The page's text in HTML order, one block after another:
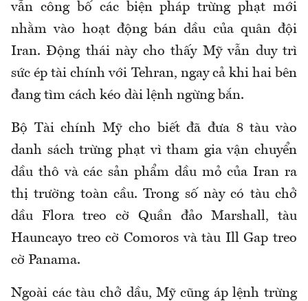
vẫn công bố các biện pháp trừng phạt mới
nhằm vào hoạt động bán dầu của quân đội
Iran. Động thái này cho thấy Mỹ vẫn duy trì
sức ép tài chính với Tehran, ngay cả khi hai bên
đang tìm cách kéo dài lệnh ngừng bắn.
Bộ Tài chính Mỹ cho biết đã đưa 8 tàu vào
danh sách trừng phạt vì tham gia vận chuyển
dầu thô và các sản phẩm dầu mỏ của Iran ra
thị trường toàn cầu. Trong số này có tàu chở
dầu Flora treo cờ Quần đảo Marshall, tàu
Hauncayo treo cờ Comoros và tàu Ill Gap treo
cờ Panama.
Ngoài các tàu chở dầu, Mỹ cũng áp lệnh trừng